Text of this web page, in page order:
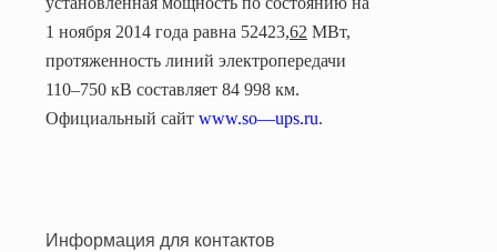
1 ноября 2014 года равна 52423,62 МВт,
протяженность линий электропередачи
110–750 кВ составляет 84 998 км.
Официальный сайт www.so—ups.ru.
Информация для контактов